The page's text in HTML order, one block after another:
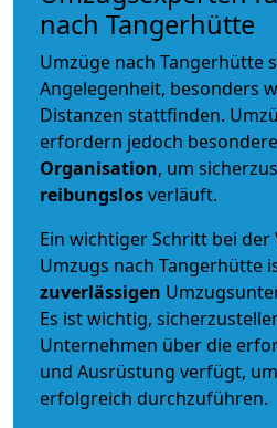
nach Tangerhütte
Umzüge nach Tangerhütte
Angelegenheit, besonders
Distanzen stattfinden.
erfordern jedoch besondere
Organisation, um
reibungslosverläuft.
Ein wichtiger Schritt bei
Umzugs nach Tangerhütte
zuverlässigen
Es ist wichtig,
Unternehmen über die
und Ausrüstung verfügt,
erfolgreich durchzuführen.